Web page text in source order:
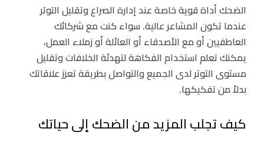
الضحك أداة قوية خاصة عند إدارة الصراع وتقليل التوتر
عندما تكون المشاعر عالية. سواء كنت مع شركائك
العاطفيين أو مع الأصدقاء أو العائلة أو زملاء العمل،
يمكنك تعلم استخدام الفكاهة لتهدئة الخلافات وتقليل
مستوى التوتر لدى الجميع والتواصل بطريقة تعزز علاقاتك
بدلاً من تفكيكها.
كيف تجلب المزيد من الضحك إلى حياتك